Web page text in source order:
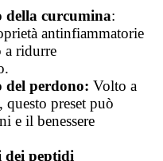
della curcumina:
antinfiammatorie
a ridurre
del perdono: Volto a
preset può
e il benessere
dei peptidi